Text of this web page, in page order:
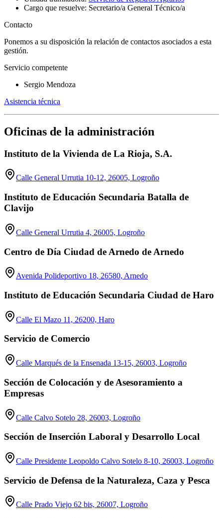
Cargo que resuelve: Secretario/a General Técnico/a
Contacto
Ponemos a su disposición la relación de contactos asociados a esta
gestión.
Servicio competente
Sergio Mendoza
Asistencia técnica
Oficinas de la administración
Instituto de la Vivienda de La Rioja, S.A.
Calle General Urrutia 10-12, 26005, Logroño
Instituto de Educación Secundaria Batalla de
Clavijo
Calle General Urrutia 4, 26005, Logroño
Centro de Día Ciudad de Arnedo de Arnedo
Avenida Polideportivo 18, 26580, Arnedo
Instituto de Educación Secundaria Ciudad de Haro
Calle El Mazo 11, 26200, Haro
Servicio de Comercio
Calle Marqués de la Ensenada 13-15, 26003, Logroño
Sección de Colocación y de Asesoramiento a
Empresas
Calle Calvo Sotelo 28, 26003, Logroño
Sección de Inserción Laboral y Desarrollo Local
Calle Presidente Leopoldo Calvo Sotelo 8-10, 26003, Logroño
Servicio de Defensa de la Naturaleza, Caza y Pesca
Calle Prado Viejo 62 bis, 26007, Logroño